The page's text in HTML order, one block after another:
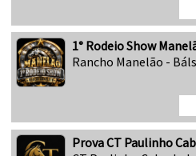
1° Rodeio Show
Rancho Manelão -
Prova CT Paulinho